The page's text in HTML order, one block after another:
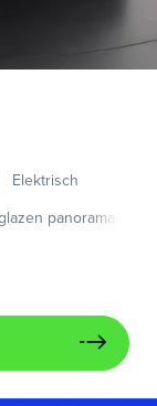
Elektrisch
panorama-dak